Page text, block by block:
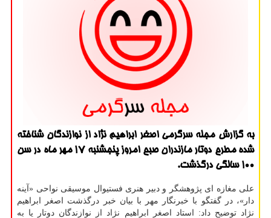
به گزارش مجله سرگرمی اصغر ابراهیم نژاد از نوازندگان شناخته
شده مطرح دوتار مازندران صبح امروز پنجشنبه ۱۷ مهر ماه در سن
۱۰۰ سالگی درگذشت.
علی مغازه ای پژوهشگر و دبیر هنری فستیوال موسیقی نواحی «آینه
دار»، در گفتگو با خبرنگار مهر با بیان خبر درگذشت اصغر ابراهیم
نژاد توضیح داد: استاد اصغر ابراهیم نژاد از نوازندگان دوتار یا به